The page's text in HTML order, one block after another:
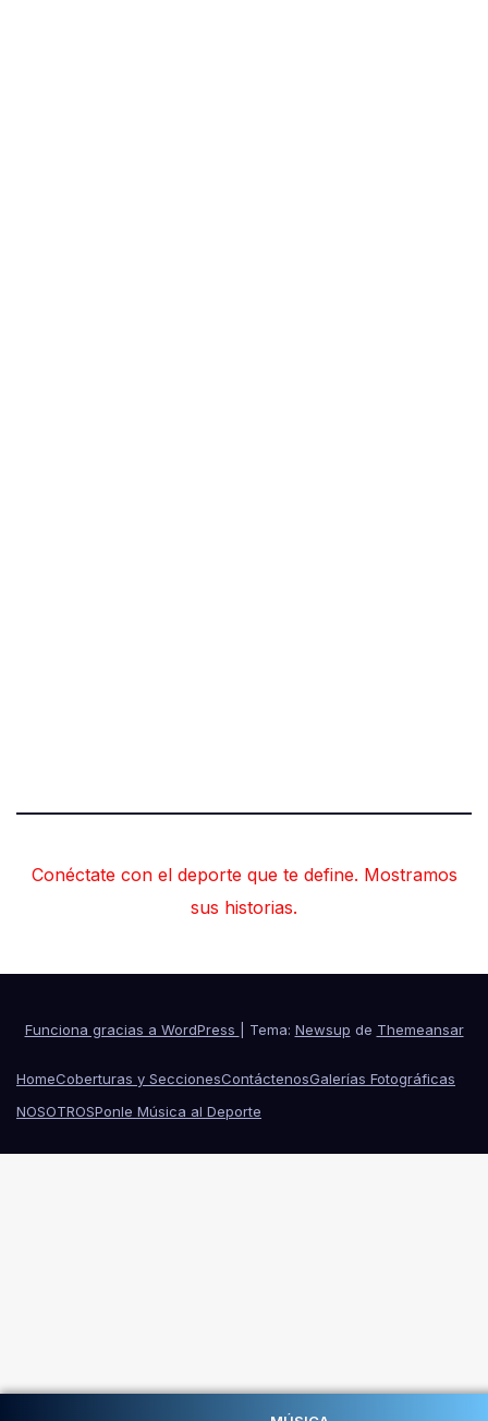
Conéctate con el deporte que te define. Mostramos
sus historias.
Funciona gracias a WordPress Tema: Newsup de Themeansar
HomeCoberturas y SeccionesContáctenosGalerías Fotográficas
NOSOTROSPonle Música al Deporte